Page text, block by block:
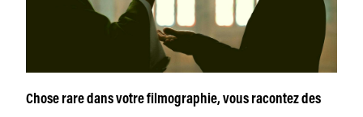
Chose rare dans votre filmographie, vous racontez des